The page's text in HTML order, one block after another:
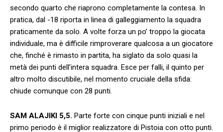
secondo quarto che riaprono completamente la contesa. In
pratica, dal -18 riporta in linea di galleggiamento la squadra
praticamente da solo. A volte forza un po’ troppo la giocata
individuale, ma è difficile rimproverare qualcosa a un giocatore
che, finché è rimasto in partita, ha siglato da solo quasi la
metà dei punti dell’intera squadra. Esce per falli, il quinto per
altro molto discutibile, nel momento cruciale della sfida:
chiude comunque con 28 punti.
SAM ALAJIKI 5,5. Parte forte con cinque punti iniziali e nel
primo periodo è il miglior realizzatore di Pistoia con otto punti.